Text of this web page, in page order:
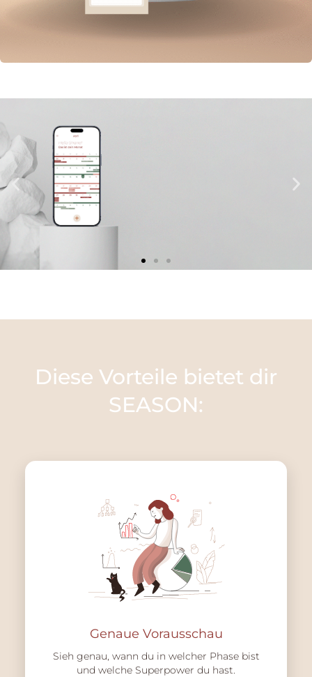
Diese Vorteile bietet dir
SEASON:
Genaue Vorausschau
Sieh genau, wann du in welcher Phase bist
und welche Superpower du hast.